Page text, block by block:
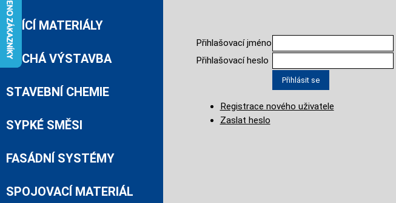
Přihlašovací jméno
Přihlašovací heslo
Registrace nového uživatele
Zaslat heslo
ZDÍCÍ MATERIÁLY
SUCHÁ VÝSTAVBA
STAVEBNÍ CHEMIE
SYPKÉ SMĚSI
FASÁDNÍ SYSTÉMY
SPOJOVACÍ MATERIÁL